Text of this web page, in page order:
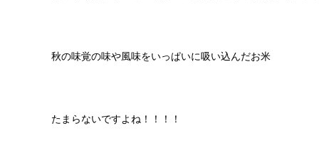
秋の味覚の味や風味をいっぱいに吸い込んだお米
たまらないですよね！！！！